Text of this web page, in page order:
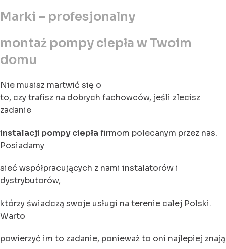
Marki – profesjonalny
montaż pompy ciepła w Twoim
domu
Nie musisz martwić się o
to, czy trafisz na dobrych fachowców, jeśli zlecisz
zadanie
instalacji pompy ciepła firmom polecanym przez nas.
Posiadamy
sieć współpracujących z nami instalatorów i
dystrybutorów,
którzy świadczą swoje usługi na terenie całej Polski.
Warto
powierzyć im to zadanie, ponieważ to oni najlepiej znają